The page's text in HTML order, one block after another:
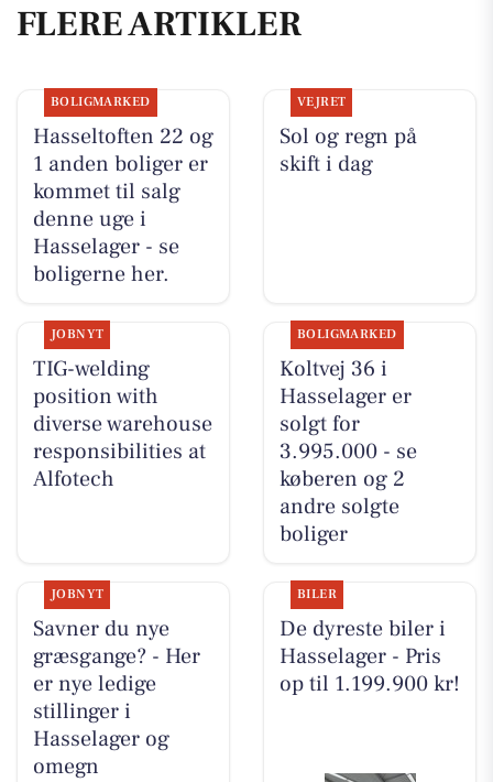
FLERE ARTIKLER
BOLIGMARKED
Hasseltoften 22 og
1 anden boliger er
kommet til salg
denne uge i
Hasselager - se
boligerne her.
VEJRET
Sol og regn på
skift i dag
JOBNYT
TIG-welding
position with
diverse warehouse
responsibilities at
Alfotech
BOLIGMARKED
Koltvej 36 i
Hasselager er
solgt for
3.995.000 - se
køberen og 2
andre solgte
boliger
JOBNYT
Savner du nye
græsgange? - Her
er nye ledige
stillinger i
Hasselager og
omegn
BILER
De dyreste biler i
Hasselager - Pris
op til 1.199.900 kr!